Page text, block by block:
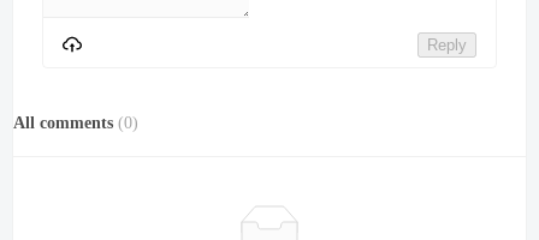
Reply
All comments (0)